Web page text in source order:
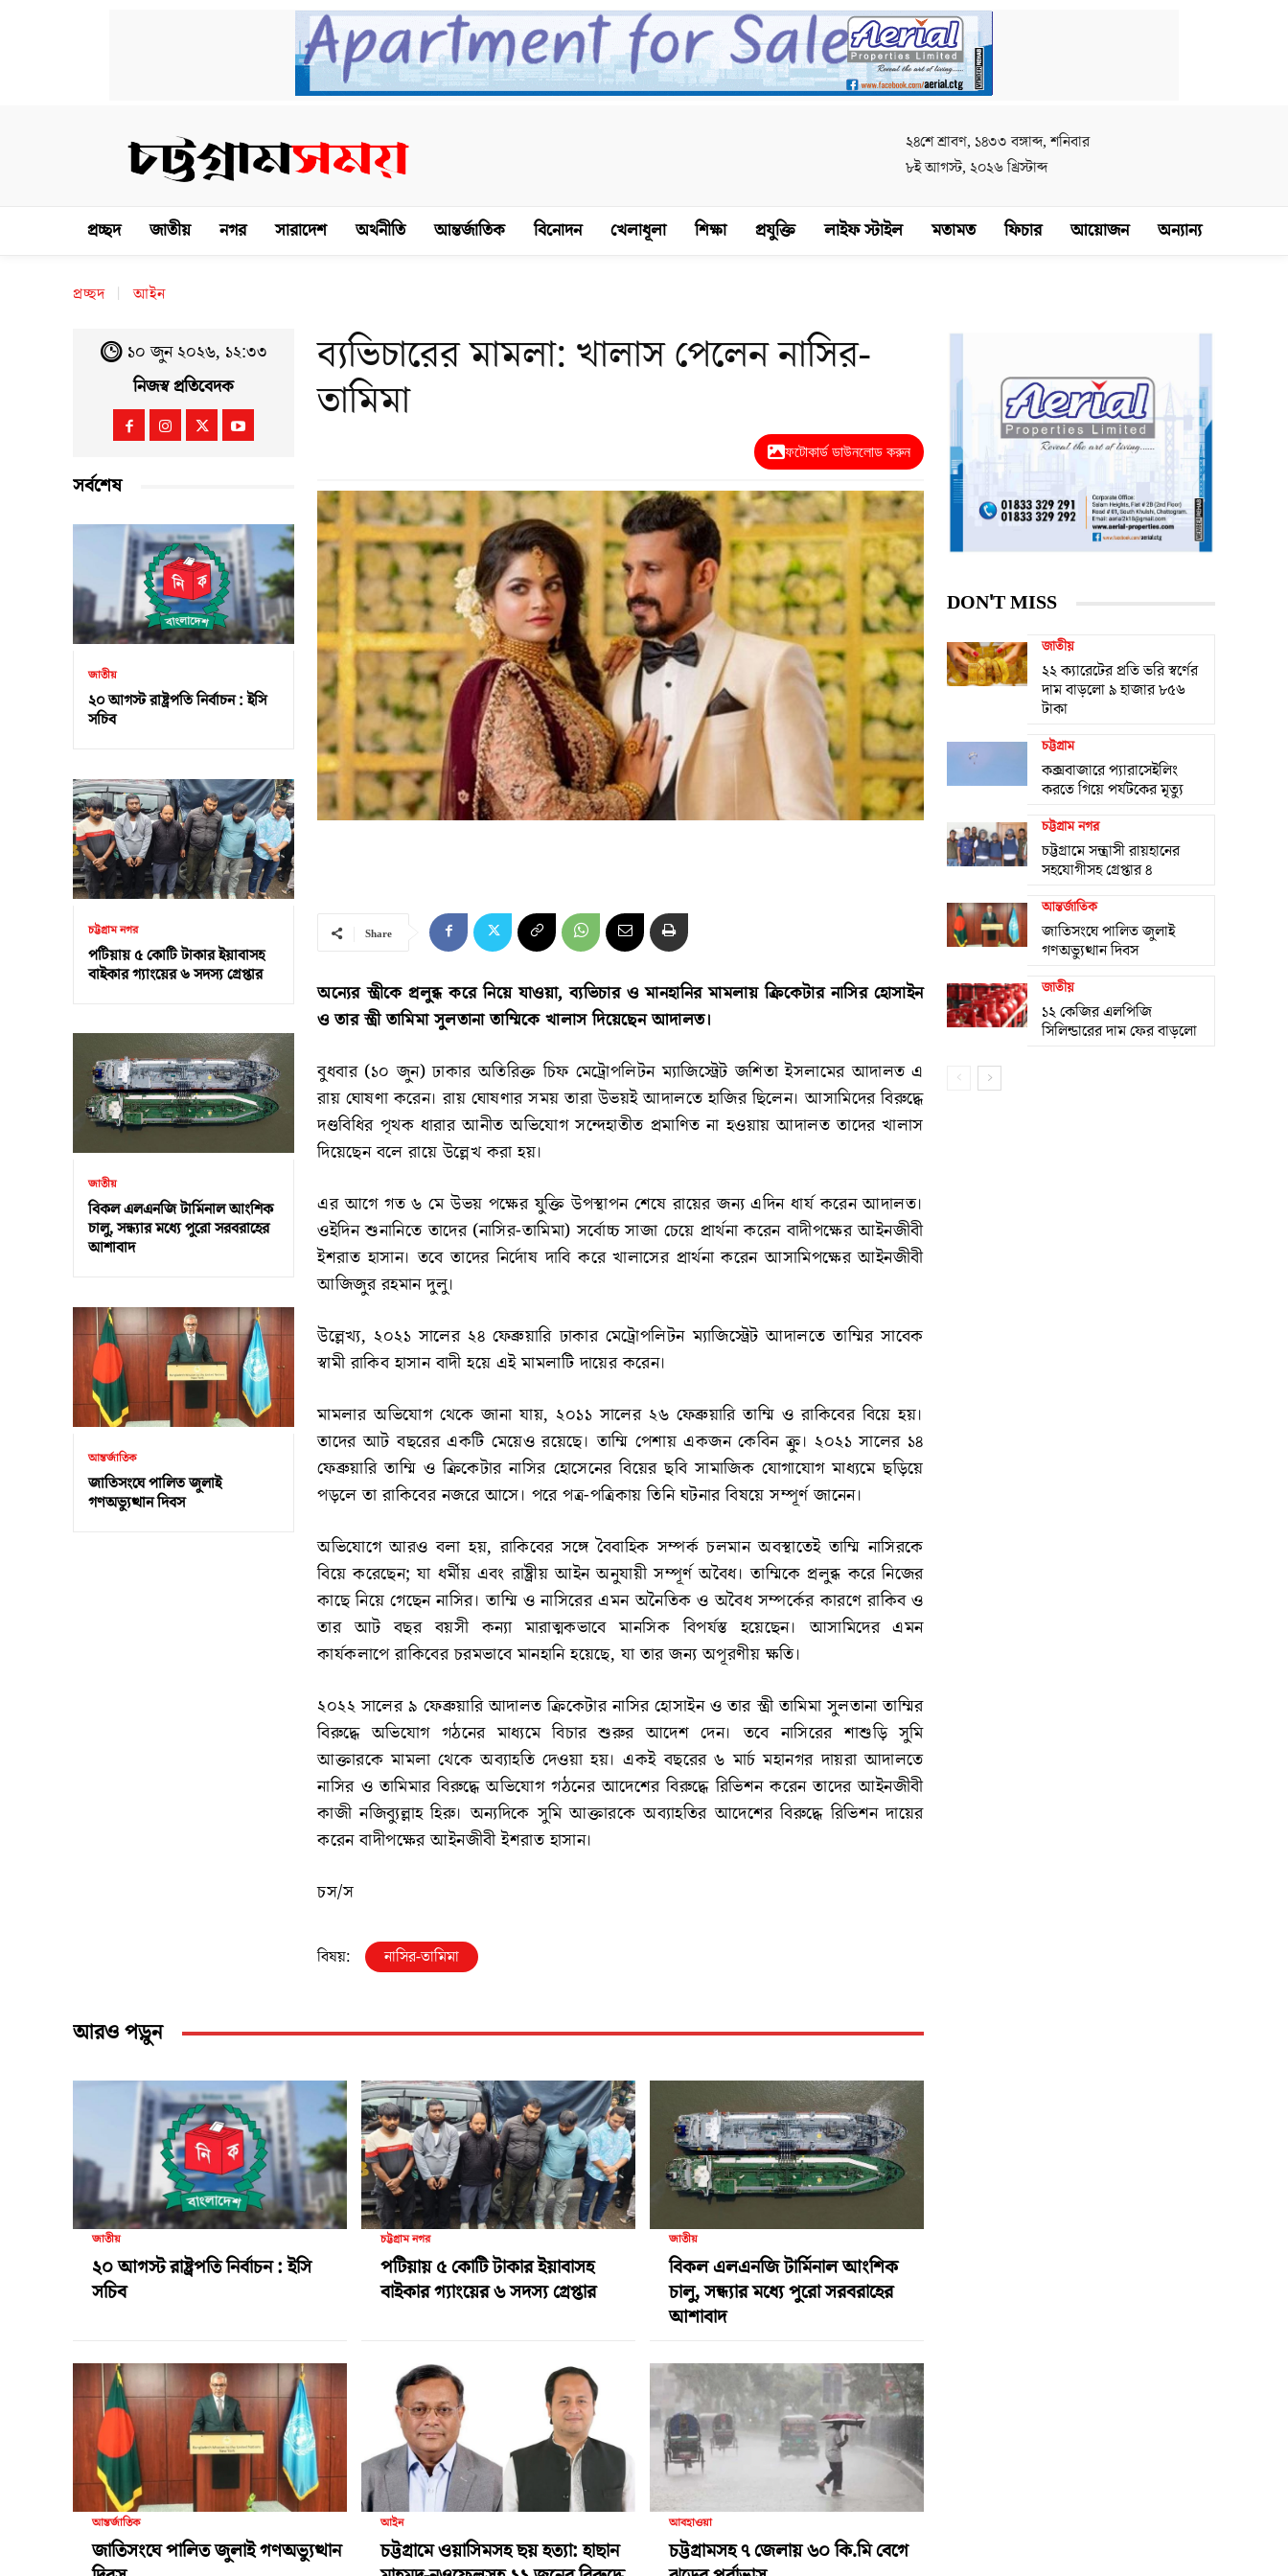
২৪শে শ্রাবণ, ১৪৩৩ বঙ্গাব্দ, শনিবার
৮ই আগস্ট, ২০২৬ খ্রিস্টাব্দ
প্রচ্ছদ জাতীয় নগর সারাদেশ অর্থনীতি আন্তর্জাতিক বিনোদন খেলাধূলা শিক্ষা প্রযুক্তি লাইফ স্টাইল মতামত ফিচার আয়োজন অন্যান্য
প্রচ্ছদ আইন
১০ জুন ২০২৬, ১২:৩৩
নিজস্ব প্রতিবেদক
সর্বশেষ
জাতীয়
২০ আগস্ট রাষ্ট্রপতি নির্বাচন : ইসি
সচিব
চট্টগ্রাম নগর
পটিয়ায় ৫ কোটি টাকার ইয়াবাসহ
বাইকার গ্যাংয়ের ৬ সদস্য গ্রেপ্তার
জাতীয়
বিকল এলএনজি টার্মিনাল আংশিক
চালু, সন্ধ্যার মধ্যে পুরো সরবরাহের
আশাবাদ
আন্তর্জাতিক
জাতিসংঘে পালিত জুলাই
গণঅভ্যুত্থান দিবস
ব্যভিচারের মামলা: খালাস পেলেন নাসির-
তামিমা
ফটোকার্ড ডাউনলোড করুন
Share
অন্যের স্ত্রীকে প্রলুব্ধ করে নিয়ে যাওয়া, ব্যভিচার ও মানহানির মামলায় ক্রিকেটার নাসির হোসাইন
ও তার স্ত্রী তামিমা সুলতানা তাম্মিকে খালাস দিয়েছেন আদালত।
বুধবার (১০ জুন) ঢাকার অতিরিক্ত চিফ মেট্রোপলিটন ম্যাজিস্ট্রেট জশিতা ইসলামের আদালত এ
রায় ঘোষণা করেন। রায় ঘোষণার সময় তারা উভয়ই আদালতে হাজির ছিলেন। আসামিদের বিরুদ্ধে
দণ্ডবিধির পৃথক ধারার আনীত অভিযোগ সন্দেহাতীত প্রমাণিত না হওয়ায় আদালত তাদের খালাস
দিয়েছেন বলে রায়ে উল্লেখ করা হয়।
এর আগে গত ৬ মে উভয় পক্ষের যুক্তি উপস্থাপন শেষে রায়ের জন্য এদিন ধার্য করেন আদালত।
ওইদিন শুনানিতে তাদের (নাসির-তামিমা) সর্বোচ্চ সাজা চেয়ে প্রার্থনা করেন বাদীপক্ষের আইনজীবী
ইশরাত হাসান। তবে তাদের নির্দোষ দাবি করে খালাসের প্রার্থনা করেন আসামিপক্ষের আইনজীবী
আজিজুর রহমান দুলু।
উল্লেখ্য, ২০২১ সালের ২৪ ফেব্রুয়ারি ঢাকার মেট্রোপলিটন ম্যাজিস্ট্রেট আদালতে তাম্মির সাবেক
স্বামী রাকিব হাসান বাদী হয়ে এই মামলাটি দায়ের করেন।
মামলার অভিযোগ থেকে জানা যায়, ২০১১ সালের ২৬ ফেব্রুয়ারি তাম্মি ও রাকিবের বিয়ে হয়।
তাদের আট বছরের একটি মেয়েও রয়েছে। তাম্মি পেশায় একজন কেবিন ক্রু। ২০২১ সালের ১৪
ফেব্রুয়ারি তাম্মি ও ক্রিকেটার নাসির হোসেনের বিয়ের ছবি সামাজিক যোগাযোগ মাধ্যমে ছড়িয়ে
পড়লে তা রাকিবের নজরে আসে। পরে পত্র-পত্রিকায় তিনি ঘটনার বিষয়ে সম্পূর্ণ জানেন।
অভিযোগে আরও বলা হয়, রাকিবের সঙ্গে বৈবাহিক সম্পর্ক চলমান অবস্থাতেই তাম্মি নাসিরকে
বিয়ে করেছেন; যা ধর্মীয় এবং রাষ্ট্রীয় আইন অনুযায়ী সম্পূর্ণ অবৈধ। তাম্মিকে প্রলুব্ধ করে নিজের
কাছে নিয়ে গেছেন নাসির। তাম্মি ও নাসিরের এমন অনৈতিক ও অবৈধ সম্পর্কের কারণে রাকিব ও
তার আট বছর বয়সী কন্যা মারাত্মকভাবে মানসিক বিপর্যস্ত হয়েছেন। আসামিদের এমন
কার্যকলাপে রাকিবের চরমভাবে মানহানি হয়েছে, যা তার জন্য অপূরণীয় ক্ষতি।
২০২২ সালের ৯ ফেব্রুয়ারি আদালত ক্রিকেটার নাসির হোসাইন ও তার স্ত্রী তামিমা সুলতানা তাম্মির
বিরুদ্ধে অভিযোগ গঠনের মাধ্যমে বিচার শুরুর আদেশ দেন। তবে নাসিরের শাশুড়ি সুমি
আক্তারকে মামলা থেকে অব্যাহতি দেওয়া হয়। একই বছরের ৬ মার্চ মহানগর দায়রা আদালতে
নাসির ও তামিমার বিরুদ্ধে অভিযোগ গঠনের আদেশের বিরুদ্ধে রিভিশন করেন তাদের আইনজীবী
কাজী নজিব্যুল্লাহ হিরু। অন্যদিকে সুমি আক্তারকে অব্যাহতির আদেশের বিরুদ্ধে রিভিশন দায়ের
করেন বাদীপক্ষের আইনজীবী ইশরাত হাসান।
চস/স
বিষয়: নাসির-তামিমা
আরও পড়ুন
জাতীয়
২০ আগস্ট রাষ্ট্রপতি নির্বাচন : ইসি
সচিব
চট্টগ্রাম নগর
পটিয়ায় ৫ কোটি টাকার ইয়াবাসহ
বাইকার গ্যাংয়ের ৬ সদস্য গ্রেপ্তার
জাতীয়
বিকল এলএনজি টার্মিনাল আংশিক
চালু, সন্ধ্যার মধ্যে পুরো সরবরাহের
আশাবাদ
আন্তর্জাতিক
জাতিসংঘে পালিত জুলাই গণঅভ্যুত্থান
আইন
চট্টগ্রামে ওয়াসিমসহ ছয় হত্যা: হাছান
আবহাওয়া
চট্টগ্রামসহ ৭ জেলায় ৬০ কি.মি বেগে
DON'T MISS
জাতীয়
২২ ক্যারেটের প্রতি ভরি স্বর্ণের
দাম বাড়লো ৯ হাজার ৮৫৬
টাকা
চট্টগ্রাম
কক্সবাজারে প্যারাসেইলিং
করতে গিয়ে পর্যটকের মৃত্যু
চট্টগ্রাম নগর
চট্টগ্রামে সন্ত্রাসী রায়হানের
সহযোগীসহ গ্রেপ্তার ৪
আন্তর্জাতিক
জাতিসংঘে পালিত জুলাই
গণঅভ্যুত্থান দিবস
জাতীয়
১২ কেজির এলপিজি
সিলিন্ডারের দাম ফের বাড়লো